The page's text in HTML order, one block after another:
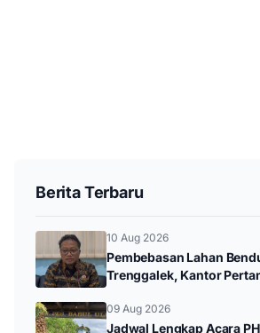
Berita Terbaru
10 Aug 2026
Pembebasan Lahan
Trenggalek, Kantor
09 Aug 2026
Jadwal Lengkap Acara